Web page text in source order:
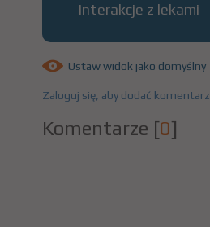
Interakcje z lekami
Ustaw widok jako domyślny
Zaloguj się, aby dodać komentarz
Komentarze [0]